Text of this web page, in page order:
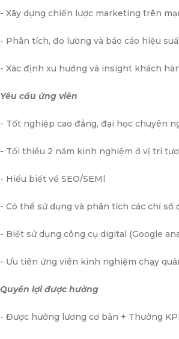
- Xây dựng chiến lược marketing trên
- Phân tích, đo lường và báo cáo hiệu
- Xác định xu hướng và insight khách
Yêu cầu ứng viên
- Tốt nghiệp cao đẳng, đại học chuyên
- Tối thiểu 2 năm kinh nghiệm ở vị trí
- Hiểu biết về SEO/SEMl
- Có thể sử dụng và phân tích các chỉ số
- Biết sử dụng công cụ digital (Google
- Ưu tiên ứng viên kinh nghiệm chạy
Quyền lợi được hưởng
- Được hưởng lương cơ bản + Thưởng